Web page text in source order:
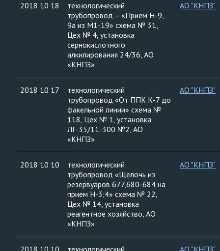
2018 10 18
технологический
трубопровод – «Прием Н-9,
9а из М1-19» схема № 31,
Цех № 4, установка
сернокислотного
алкилирования 24/36, АО
«КНПЗ»
АО "КНПЗ"
2018 10 17
технологический
трубопровод «От ППК К-7 до
факельной линии» схема №
118, Цех № 1, установка
ЛГ-35/11-300 №2, АО
«КНПЗ»
АО "КНПЗ"
2018 10 10
технологический
трубопровод «Щелочь из
резервуаров 677,680-684 на
прием Н-3;4» схема № 22,
Цех № 14, установка
реагентное хозяйство, АО
«КНПЗ»
АО "КНПЗ"
2018 10 10 технологический АО "КНПЗ"